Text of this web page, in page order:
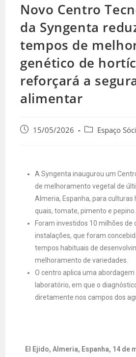
Novo Centro
da Syngenta
tempos de
genético de
reforçará a
alimentar
15/05/2026 Espaço
A Syngenta inaugurou um
de melhoramento vegetal de
Almeria, Espanha, para culturas
quais, tomate, pimento e pepino.
Foram investidos 10 milhões de
instalações, que foram
tempos habituais de
melhoramento de variedades.
O centro aplica uma
laboratório, em que o
diretamente nos campos dos
El Ejido, Almeria, Espanha, 14 de